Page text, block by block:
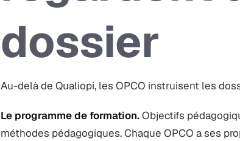
dossier
Au-delà de Qualiopi, les OPCO instruisent les
Le programme de formation.Objectifs
méthodes pédagogiques. Chaque OPCO a ses